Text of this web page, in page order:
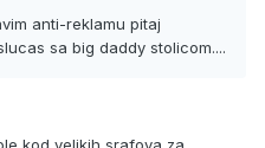
anti-reklamu pitaj
sa big daddy stolicom....